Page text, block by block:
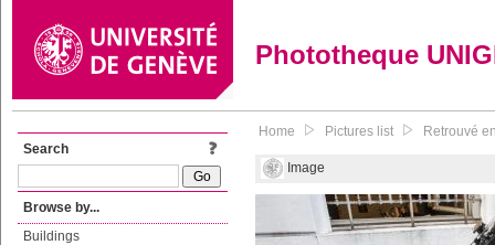
Phototheque
Search
Browse by...
Buildings
Home Pictures list Retrouvé
Image